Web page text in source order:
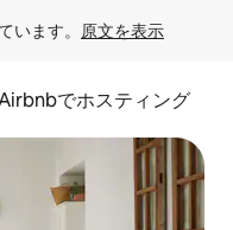
います。 原文を表示
でホスティング